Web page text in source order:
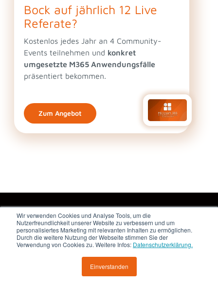
Wir verwenden Cookies und Analyse Tools, um die
Nutzerfreundlichkeit unserer Website zu verbessern und um
personalisiertes Marketing mit relevanten Inhalten zu ermöglichen.
Durch die weitere Nutzung der Webseite stimmen Sie der
Verwendung von Cookies zu. Weitere Infos: Datenschutzerklärung.
Einverstanden
Bock auf jährlich 12 Live
Referate?
Kostenlos jedes Jahr an 4 Community-
Events teilnehmen und konkret
umgesetzte M365 Anwendungsfälle
präsentiert bekommen.
Zum Angebot
Profis für M365-Intranets & digitale Arbeitsplätze, Power Apps,
Power Automate Workflows, sowie Managementsysteme.